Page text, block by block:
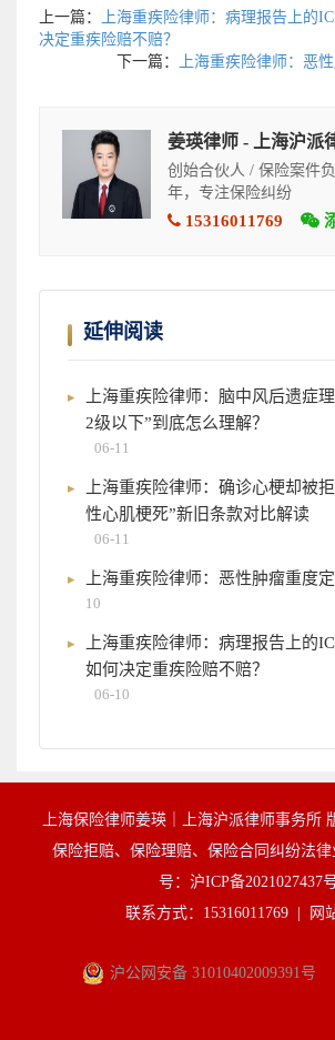
上一篇：
上海重疾险律师：病理报告上的
决定重疾险赔不赔？
下一篇：
上海重疾险律师：恶
姜瑛律师 - 上海沪派
创始合伙人 / 保险案件
年，专注保险纠纷
15316011769
延伸阅读
上海重疾险律师：脑中风后遗症
2级以下”到底怎么理解？
06-11
上海重疾险律师：确诊心梗却被
性心肌梗死”新旧条款对比解读
06-11
上海重疾险律师：恶性肿瘤重度
10
上海重疾险律师：病理报告上的
如何决定重疾险赔不赔？
06-10
上海保险律师姜瑛｜上海沪派律师事务所
保险拒赔、保险理赔、保险合同纠纷法
号：沪ICP备2021027437
联系方式：15316011769 |
网
沪公网安备 31010402009391号